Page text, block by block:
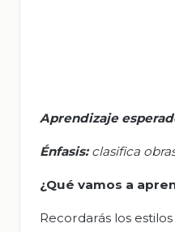
Aprendizaje
Énfasis:clasifica
¿Qué vamos a
Recordarás los